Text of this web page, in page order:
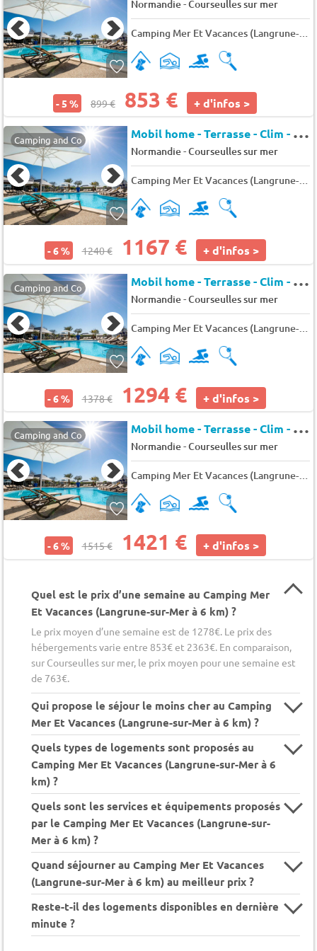
Normandie-Courseulles sur mer
- 5 % 899 € 853 € + d'infos >
Camping and Co M
obil home - Terrasse - Clim - TV 4 pers.
Normandie-Courseulles sur mer
Camping Mer Et Vacances (Langrune-sur-Mer à 6 km)
- 6 % 1240 € 1167 € + d'infos >
Camping and Co M
obil home - Terrasse - Clim - TV 6 pers.
Normandie-Courseulles sur mer
- 6 % 1378 € 1294 € + d'infos >
Camping and Co M
obil home - Terrasse - Clim - TV 6 pers.
Normandie-Courseulles sur mer
Camping Mer Et Vacances (Langrune-sur-Mer à 6 km)
- 6 % 1515 € 1421 € + d'infos >
Quel est le prix d’une semaine au Camping Mer
Et Vacances (Langrune-sur-Mer à 6 km) ?
Le prix moyen d’une semaine est de 1278€. Le prix des
hébergements varie entre 853€ et 2363€. En comparaison,
sur Courseulles sur mer, le prix moyen pour une semaine est
de 763€.
Qui propose le séjour le moins cher au Camping
Mer Et Vacances (Langrune-sur-Mer à 6 km) ?
Quels types de logements sont proposés au
Camping Mer Et Vacances (Langrune-sur-Mer à 6
km) ?
Quels sont les services et équipements proposés
par le Camping Mer Et Vacances (Langrune-sur-
Mer à 6 km) ?
Quand séjourner au Camping Mer Et Vacances
(Langrune-sur-Mer à 6 km) au meilleur prix ?
Reste-t-il des logements disponibles en dernière
minute ?